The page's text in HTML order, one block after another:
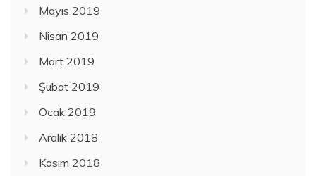
Mayıs 2019
Nisan 2019
Mart 2019
Şubat 2019
Ocak 2019
Aralık 2018
Kasım 2018